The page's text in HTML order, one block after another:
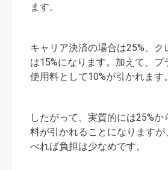
ます。
キャリア決済の場合は25%、ク
は15%になります。加えて、プ
使用料として10%が引かれます。
したがって、実質的には25%か
料が引かれることになりますが
べれば負担は少なめです。